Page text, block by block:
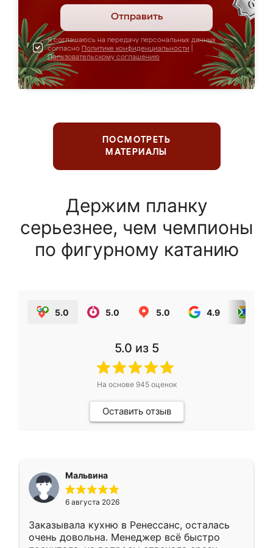
Отправить
Я соглашаюсь на передачу персональных данных
согласно Политике конфиденциальности
Пользовательскому соглашению
ПОСМОТРЕТЬ
МАТЕРИАЛЫ
Держим планку
серьезнее, чем чемпионы
по фигурному катанию
5.0 5.0 5.0 4.9
5.0 из 5
На основе 945оценок
Оставить отзыв
Мальвина
6 августа 2026
Заказывала кухню в Ренессанс, осталась
очень довольна. Менеджер всё быстро